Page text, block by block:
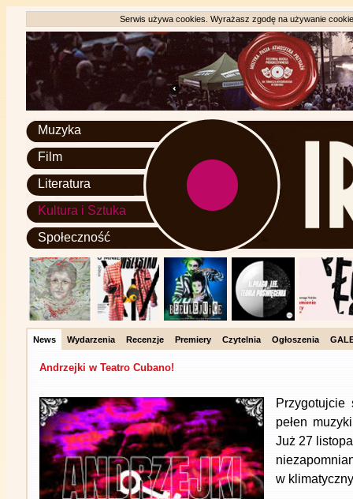
Serwis używa cookies. Wyrażasz zgodę na używanie
Muzyka
Film
Literatura
Kultura i Sztuka
Społeczność
News Wydarzenia Recenzje Premiery Czytelnia Ogłoszenia
Andrzejki w Teatro Cubano!
pełen
Już 27
w